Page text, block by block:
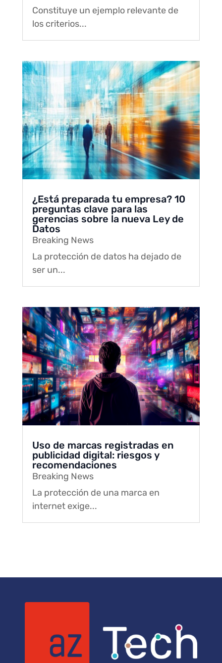
Constituye un ejemplo relevante de
los criterios...
¿Está preparada tu empresa? 10
preguntas clave para las
gerencias sobre la nueva Ley de
Datos
Breaking News
La protección de datos ha dejado de
ser un...
Uso de marcas registradas en
publicidad digital: riesgos y
recomendaciones
Breaking News
La protección de una marca en
internet exige...